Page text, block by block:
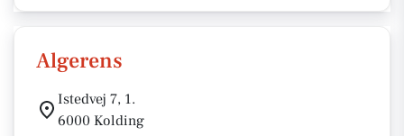
Algerens
Istedvej 7, 1.
6000 Kolding